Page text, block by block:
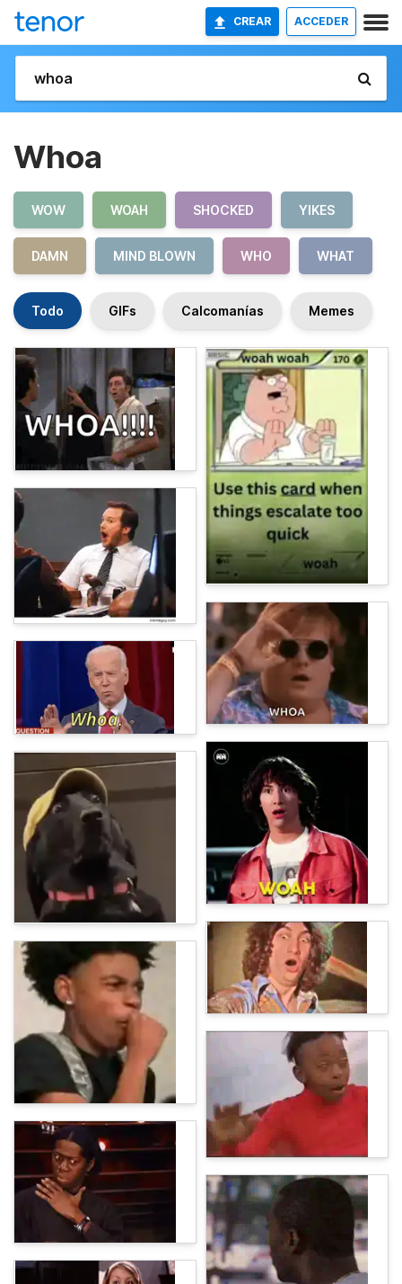
CREAR ACCEDER
Whoa
WOW WOAH SHOCKED YIKES
DAMN MIND BLOWN WHO WHAT
Todo GIFs Calcomanías Memes